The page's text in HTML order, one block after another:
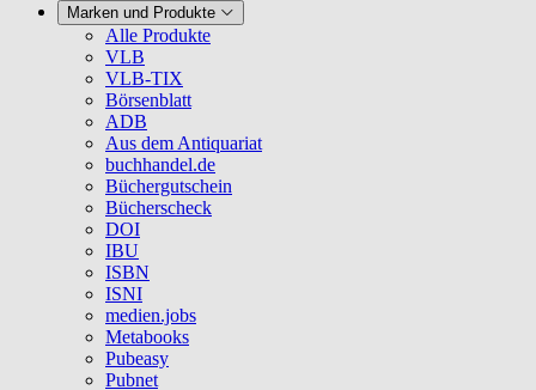
Marken und Produkte
Alle Produkte
VLB
VLB-TIX
Börsenblatt
ADB
Aus dem Antiquariat
buchhandel.de
Büchergutschein
Bücherscheck
DOI
IBU
ISBN
ISNI
medien.jobs
Metabooks
Pubeasy
Pubnet